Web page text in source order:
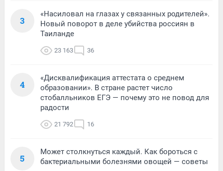
3
«Насиловал на глазах у связанных родителей».
Новый поворот в деле убийства россиян в
Таиланде
23 163 36
4
«Дисквалификация аттестата о среднем
образовании». В стране растет число
стобалльников ЕГЭ — почему это не повод для
радости
21 792 16
5
Может столкнуться каждый. Как бороться с
бактериальными болезнями овощей — советы